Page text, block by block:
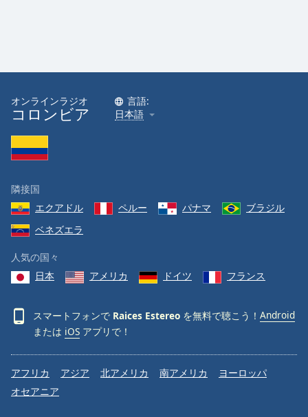
オンラインラジオ
コロンビア
言語:
日本語
隣接国
エクアドル
ペルー パナマ
ブラジル
ベネズエラ
人気の国々
日本
アメリカ ドイツ フランス
スマートフォンで Raices Estereo を無料で聴こう！ Android
または iOS アプリで！
アフリカ アジア 北アメリカ 南アメリカ
ヨーロッパ
オセアニア